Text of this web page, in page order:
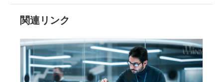
関連リンク